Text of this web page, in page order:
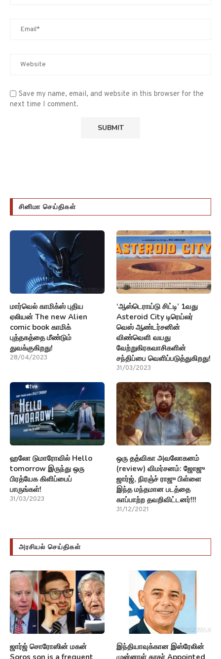
Save my name, email, and website in this browser for the
next time I comment.
சினிமா செய்திகள்
மார்வெல் காமிக்ஸ் புதிய
ஏலியன் The new Alien
comic book காமிக்
புத்தகத்தை மீண்டும்
துவக்குகிறது!
28/04/2023
‘ஆஸ்டெராய்டு சிட்டி’ 1வது
Asteroid City டிரெய்லர்
வெஸ் ஆண்டர்சனின்
விண்வெளி வயது
வேற்றுகிரகவாசிகளின்
சந்திப்பை வெளிப்படுத்துகிறது!
31/03/2023
ஹலோ டுமாரோவில் Hello
tomorrow இருந்து ஒரு
பிரத்யேக கிளிப்பைப்
பாருங்கள்!
31/03/2023
ஒரு தத்விகா அவலோகனம்
(review) விமர்சனம்: ஜோஜு
ஜார்ஜ், நிரஞ்ச் ராஜு பிள்ளை
இந்த மந்தமான படத்தை
காப்பாற்ற தவறிவிட்டனர்!!!
31/12/2021
அரசியல் செய்திகள்
ஜார்ஜ் சொரோஸின் மகன்
Soros son is a frequent
இந்தியாவுக்கான இஸ்ரேலின்
முன்னாள் தூதர் Appointed